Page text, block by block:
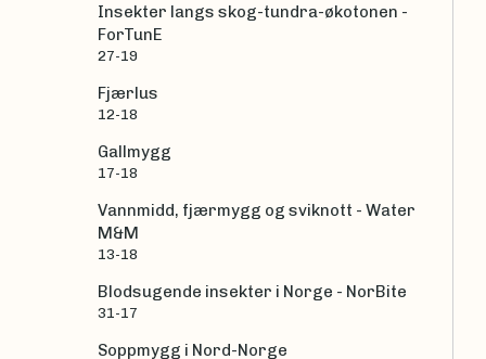
Insekter langs skog-tundra-økotonen -
ForTunE
27-19
Fjærlus
12-18
Gallmygg
17-18
Vannmidd, fjærmygg og sviknott - Water
M&M
13-18
Blodsugende insekter i Norge - NorBite
31-17
Soppmygg i Nord-Norge